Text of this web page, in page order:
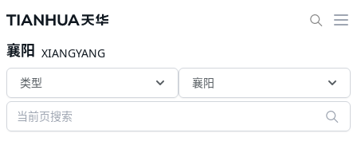
襄阳 XIANGYANG
类型
襄阳